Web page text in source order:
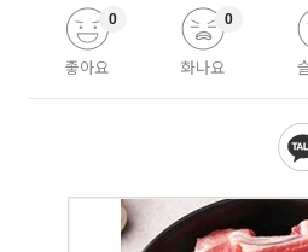
좋아요
0
화나요
0